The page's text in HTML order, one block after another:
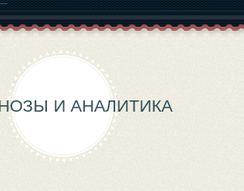
И АНАЛИТИКА